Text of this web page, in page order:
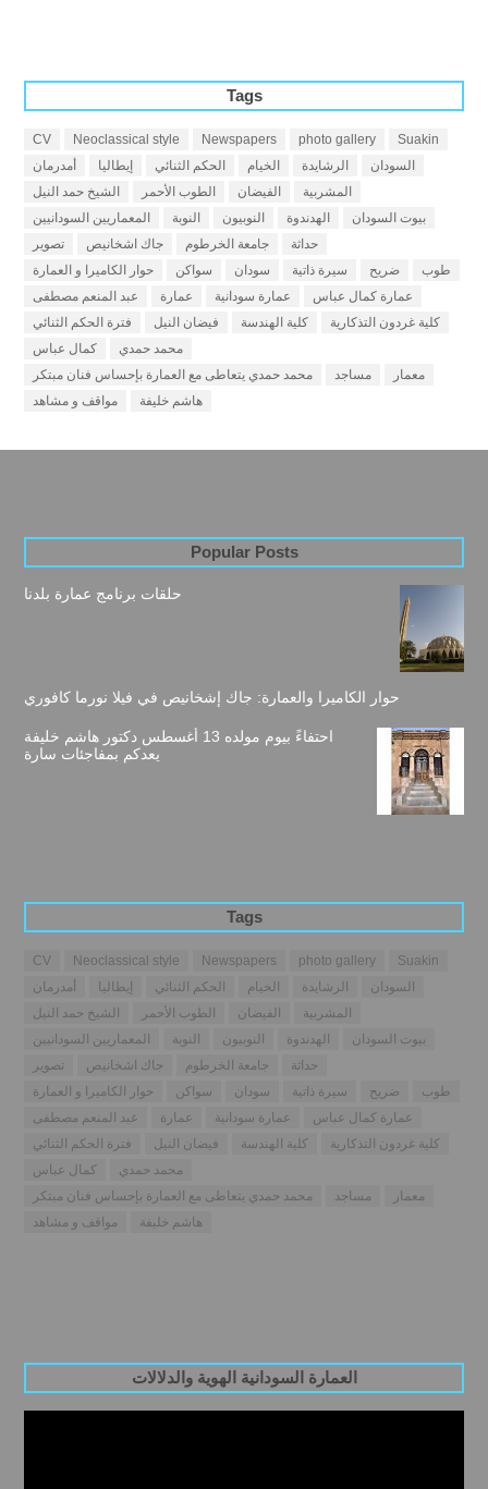
Tags
CV Neoclassical style Newspapers photo gallery
Suakin
أمدرمان
إيطاليا الحكم الثنائي الخيام الرشايدة
السودان
الشيخ حمد النيل
الطوب الأحمر الفيضان
المشربية
المعماريين السودانيين
النوبة النوبيون الهدندوة
بيوت السودان
تصوير
جاك اشخانيص جامعة الخرطوم
حداثة
حوار الكاميرا و العمارة
سواكن سودان سيرة ذاتية ضريح
طوب
عبد المنعم مصطفى
عمارة عمارة سودانية
عمارة كمال عباس
فترة الحكم الثنائي
فيضان النيل كلية الهندسة
كلية غردون التذكارية
كمال عباس
محمد حمدي
محمد حمدي يتعاطى مع العمارة بإحساس فنان مبتكر
مساجد
معمار
مواقف و مشاهد
هاشم خليفة
Popular Posts
حلقات برنامج عمارة بلدنا
حوار الكاميرا والعمارة: جاك إشخانيص في فيلا نورما كافوري
احتفاءً بيوم مولده 13 أغسطس دكتور هاشم خليفة
يعدكم بمفاجئات سارة
Tags
CV Neoclassical style Newspapers photo gallery
Suakin
أمدرمان
إيطاليا الحكم الثنائي الخيام الرشايدة
السودان
الشيخ حمد النيل
الطوب الأحمر الفيضان
المشربية
المعماريين السودانيين
النوبة النوبيون الهدندوة
بيوت السودان
تصوير
جاك اشخانيص جامعة الخرطوم
حداثة
حوار الكاميرا و العمارة
سواكن سودان سيرة ذاتية ضريح
طوب
عبد المنعم مصطفى
عمارة عمارة سودانية
عمارة كمال عباس
فترة الحكم الثنائي
فيضان النيل كلية الهندسة
كلية غردون التذكارية
كمال عباس
محمد حمدي
محمد حمدي يتعاطى مع العمارة بإحساس فنان مبتكر
مساجد
معمار
مواقف و مشاهد
هاشم خليفة
العمارة السودانية الهوية والدلالات